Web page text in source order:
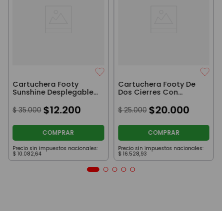
Cartuchera Footy
Sunshine Desplegable
$ 35.000 $12.200
COMPRAR
Precio sin impuestos nacionales:
$ 10.082,64
Cartuchera Footy De
Dos Cierres Con
$ 25.000 $20.000
COMPRAR
Precio sin impuestos nacionales:
$ 16.528,93